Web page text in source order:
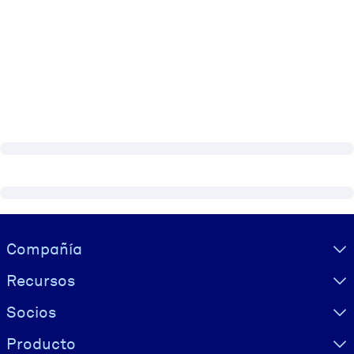
Visually hidden Text
Compañía
Recursos
Socios
Producto